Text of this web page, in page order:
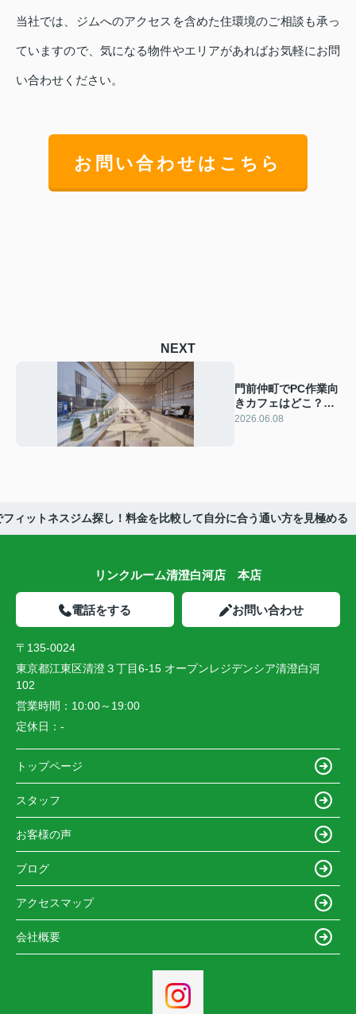
当社では、ジムへのアクセスを含めた住環境のご相談も承っ
ていますので、気になる物件やエリアがあればお気軽にお問
い合わせください。
お問い合わせはこちら
NEXT
門前仲町でPC作業向
きカフェはどこ？お
すすめの選び方と快
2026.06.08
フィットネスジム探し！料金を比較して自分に合う通い方を見極める
リンクルーム清澄白河店 本店
電話をする お問い合わせ
〒135-0024
東京都江東区清澄３丁目6-15 オープンレジデンシア清澄白河
102
営業時間： 10:00～19:00
定休日： -
トップページ
スタッフ
お客様の声
ブログ
アクセスマップ
会社概要